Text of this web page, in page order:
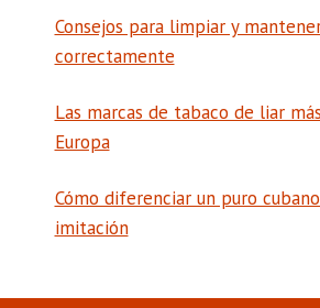
Consejos para limpiar y
correctamente
Las marcas de tabaco de liar
Europa
Cómo diferenciar un puro
imitación